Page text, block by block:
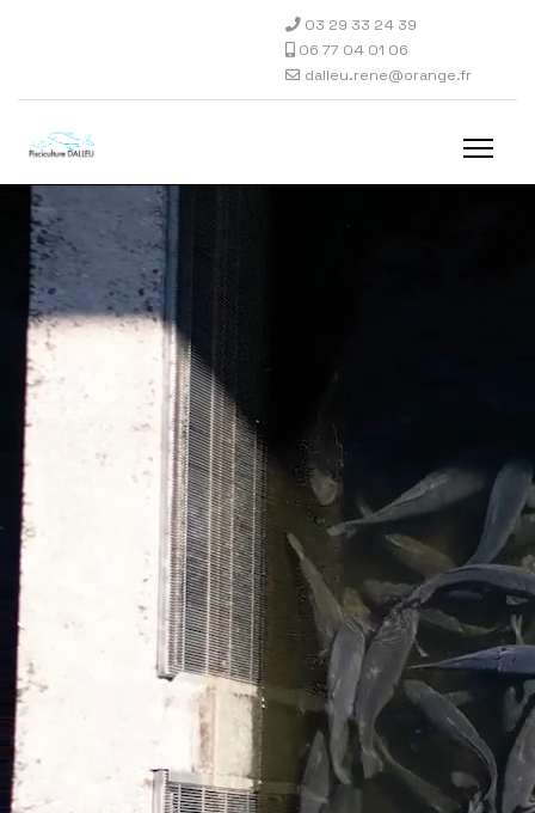
03 29 33 24 39
06 77 04 01 06
dalleu.rene@orange.fr